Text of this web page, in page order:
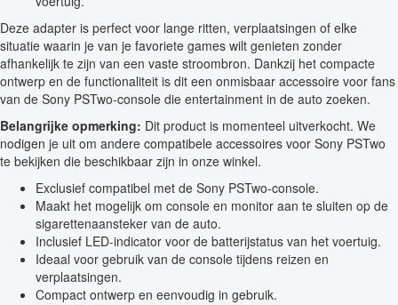
Deze adapter is perfect voor lange ritten, verplaatsingen of elke
situatie waarin je van je favoriete games wilt genieten zonder
afhankelijk te zijn van een vaste stroombron. Dankzij het compacte
ontwerp en de functionaliteit is dit een onmisbaar accessoire voor fans
van de Sony PSTwo-console die entertainment in de auto zoeken.
Belangrijke opmerking: Dit product is momenteel uitverkocht. We
nodigen je uit om andere compatibele accessoires voor Sony PSTwo
te bekijken die beschikbaar zijn in onze winkel.
Exclusief compatibel met de Sony PSTwo-console.
Maakt het mogelijk om console en monitor aan te sluiten op de
sigarettenaansteker van de auto.
Inclusief LED-indicator voor de batterijstatus van het voertuig.
Ideaal voor gebruik van de console tijdens reizen en
verplaatsingen.
Compact ontwerp en eenvoudig in gebruik.